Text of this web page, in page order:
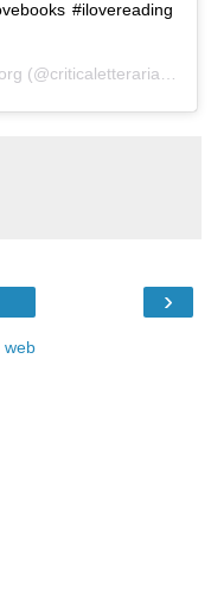
#ilovereading
(@criticaletteraria) in data:
›
web